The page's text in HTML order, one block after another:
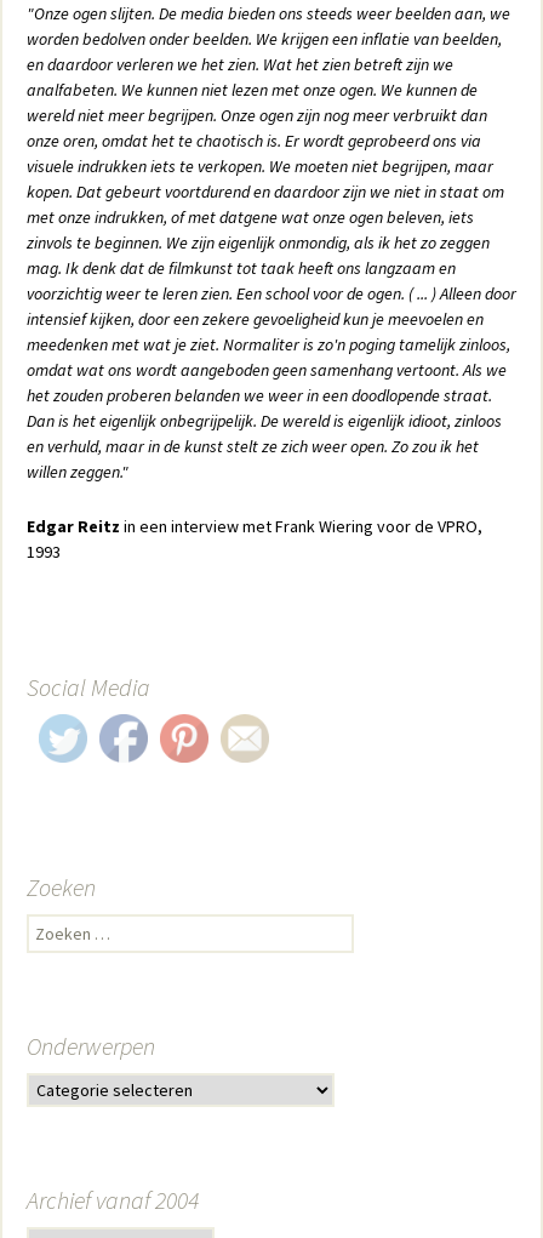
"Onze ogen slijten. De media bieden ons steeds weer beelden aan, we
worden bedolven onder beelden. We krijgen een inflatie van beelden,
en daardoor verleren we het zien. Wat het zien betreft zijn we
analfabeten. We kunnen niet lezen met onze ogen. We kunnen de
wereld niet meer begrijpen. Onze ogen zijn nog meer verbruikt dan
onze oren, omdat het te chaotisch is. Er wordt geprobeerd ons via
visuele indrukken iets te verkopen. We moeten niet begrijpen, maar
kopen. Dat gebeurt voortdurend en daardoor zijn we niet in staat om
met onze indrukken, of met datgene wat onze ogen beleven, iets
zinvols te beginnen. We zijn eigenlijk onmondig, als ik het zo zeggen
mag. Ik denk dat de filmkunst tot taak heeft ons langzaam en
voorzichtig weer te leren zien. Een school voor de ogen. ( ... ) Alleen door
intensief kijken, door een zekere gevoeligheid kun je meevoelen en
meedenken met wat je ziet. Normaliter is zo'n poging tamelijk zinloos,
omdat wat ons wordt aangeboden geen samenhang vertoont. Als we
het zouden proberen belanden we weer in een doodlopende straat.
Dan is het eigenlijk onbegrijpelijk. De wereld is eigenlijk idioot, zinloos
en verhuld, maar in de kunst stelt ze zich weer open. Zo zou ik het
willen zeggen."
Edgar Reitz in een interview met Frank Wiering voor de VPRO,
1993
Social Media
Zoeken
Zoeken naar:
Onderwerpen
Archief vanaf 2004